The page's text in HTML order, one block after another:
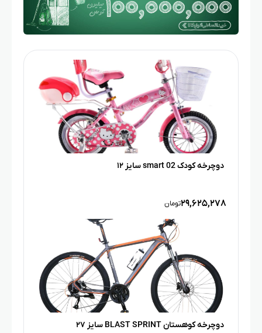
دوچرخه کودک smart 02 سایز ۱۲
۲۹,۶۲۵,۲۷۸تومان
دوچرخه کوهستان BLAST SPRINT سایز ۲۷